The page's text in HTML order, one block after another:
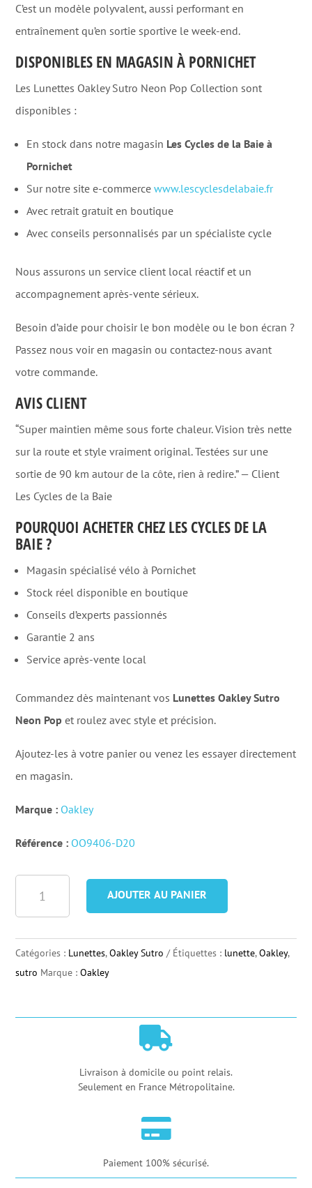
C’est un modèle polyvalent, aussi performant en
entraînement qu’en sortie sportive le week-end.
DISPONIBLES EN MAGASIN À PORNICHET
Les Lunettes Oakley Sutro Neon Pop Collection sont
disponibles :
En stock dans notre magasin Les Cycles de la Baie à
Pornichet
Sur notre site e-commercewww.lescyclesdelabaie.fr
Avec retrait gratuit en boutique
Avec conseils personnalisés par un spécialiste cycle
Nous assurons un service client local réactif et un
accompagnement après-vente sérieux.
Besoin d’aide pour choisir le bon modèle ou le bon écran ?
Passez nous voir en magasin ou contactez-nous avant
votre commande.
AVIS CLIENT
“Super maintien même sous forte chaleur. Vision très nette
sur la route et style vraiment original. Testées sur une
sortie de 90 km autour de la côte, rien à redire.” — Client
Les Cycles de la Baie
POURQUOI ACHETER CHEZ LES CYCLES DE LA
BAIE ?
Magasin spécialisé vélo à Pornichet
Stock réel disponible en boutique
Conseils d’experts passionnés
Garantie 2 ans
Service après-vente local
Commandez dès maintenant vos Lunettes Oakley Sutro
Neon Pop et roulez avec style et précision.
Ajoutez-les à votre panier ou venez les essayer directement
en magasin.
Marque : Oakley
Référence : OO9406-D20
Oakley
Sutro
AJOUTER AU PANIER
Catégories : Lunettes,Oakley Sutro Étiquettes : lunette,Oakley,
sutro Marque :Oakley

Livraison à domicile ou point relais.
Seulement en France Métropolitaine.

Paiement 100% sécurisé.